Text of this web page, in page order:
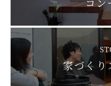
家づくり